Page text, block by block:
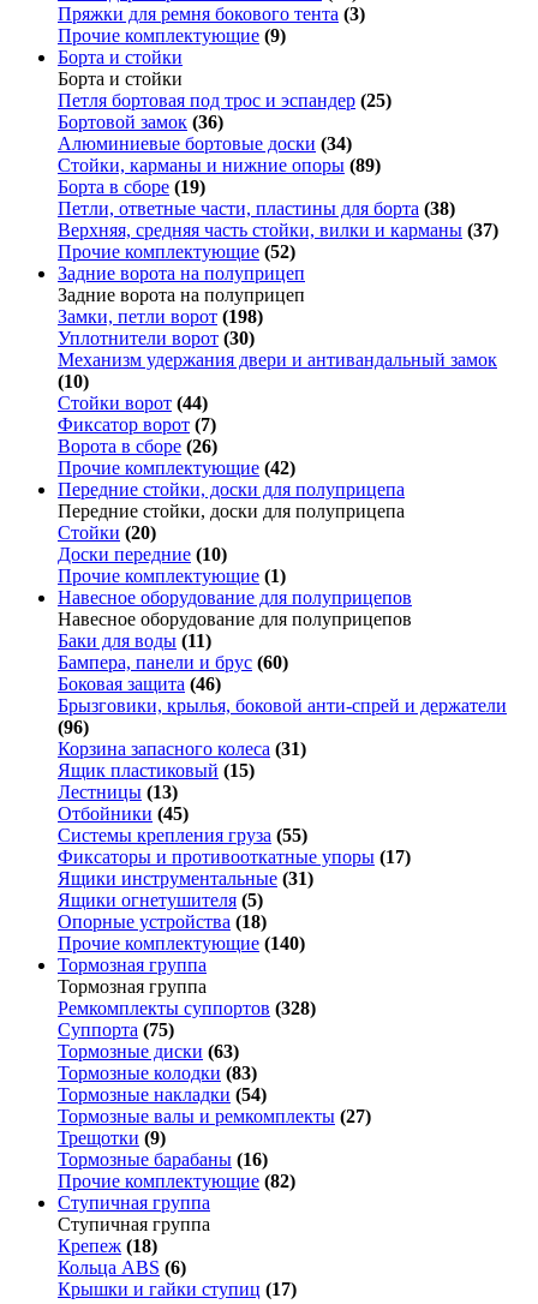
Пряжки для ремня бокового тента (3)
Прочие комплектующие (9)
Борта и стойки
Борта и стойки
Петля бортовая под трос и эспандер (25)
Бортовой замок (36)
Алюминиевые бортовые доски (34)
Стойки, карманы и нижние опоры (89)
Борта в сборе (19)
Петли, ответные части, пластины для борта (38)
Верхняя, средняя часть стойки, вилки и карманы (37)
Прочие комплектующие (52)
Задние ворота на полуприцеп
Задние ворота на полуприцеп
Замки, петли ворот (198)
Уплотнители ворот (30)
Механизм удержания двери и антивандальный замок
(10)
Стойки ворот (44)
Фиксатор ворот (7)
Ворота в сборе (26)
Прочие комплектующие (42)
Передние стойки, доски для полуприцепа
Передние стойки, доски для полуприцепа
Стойки (20)
Доски передние (10)
Прочие комплектующие (1)
Навесное оборудование для полуприцепов
Навесное оборудование для полуприцепов
Баки для воды (11)
Бампера, панели и брус (60)
Боковая защита (46)
Брызговики, крылья, боковой анти-спрей и держатели
(96)
Корзина запасного колеса (31)
Ящик пластиковый (15)
Лестницы (13)
Отбойники (45)
Системы крепления груза (55)
Фиксаторы и противооткатные упоры (17)
Ящики инструментальные (31)
Ящики огнетушителя (5)
Опорные устройства (18)
Прочие комплектующие (140)
Тормозная группа
Тормозная группа
Ремкомплекты суппортов (328)
Суппорта (75)
Тормозные диски (63)
Тормозные колодки (83)
Тормозные накладки (54)
Тормозные валы и ремкомплекты (27)
Трещотки (9)
Тормозные барабаны (16)
Прочие комплектующие (82)
Ступичная группа
Ступичная группа
Крепеж (18)
Кольца ABS (6)
Крышки и гайки ступиц (17)